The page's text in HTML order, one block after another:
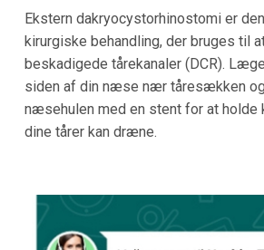
Ekstern dakryocystorhinostomi er
kirurgiske behandling, der bruges til
beskadigede tårekanaler (DCR).
siden af din næse nær tåresækken
næsehulen med en stent for at holde
dine tårer kan dræne.